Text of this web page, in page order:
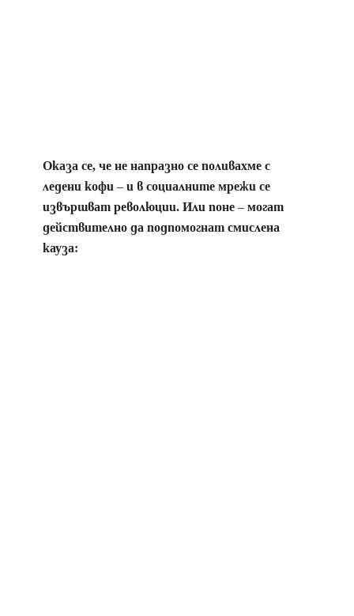
Оказа се, че не напразно се поливахме с
ледени кофи – и в социалните мрежи се
извършват революции. Или поне – могат
действително да подпомогнат смислена
кауза: